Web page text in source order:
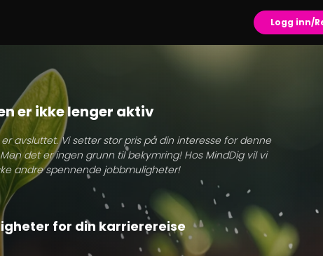
Logg inn/
er ikke lenger aktiv
avsluttet. Vi setter stor pris på din interesse for denne
det er ingen grunn til bekymring! Hos MindDig vil vi
andre spennende jobbmuligheter!
for din karrierereise